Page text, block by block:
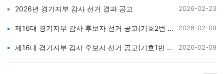
2026년 경기지부 감사 선거 결과 공고 2026-02-23
제16대 경기지부 감사 후보자 선거 공고(기호2번 이종수) 2026-02-09
제16대 경기지부 감사 후보자 선거 공고(기호1번 김광희) 2026-02-09